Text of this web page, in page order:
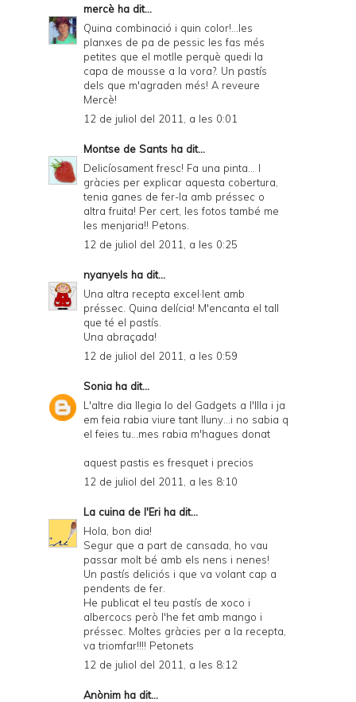
P
F
mercè ha dit...
Quina combinació i quin color!...les
planxes de pa de pessic les fas més
petites que el motlle perquè quedi la
capa de mousse a la vora?. Un pastís
dels que m'agraden més! A reveure
Mercè!
12 de juliol del 2011, a les 0:01
Montse de Sants ha dit...
Delicíosament fresc! Fa una pinta... I
gràcies per explicar aquesta cobertura,
tenia ganes de fer-la amb préssec o
altra fruita! Per cert, les fotos també me
les menjaria!! Petons.
12 de juliol del 2011, a les 0:25
nyanyels ha dit...
Una altra recepta excel·lent amb
préssec. Quina delícia! M'encanta el tall
que té el pastís.
Una abraçada!
12 de juliol del 2011, a les 0:59
Sonia ha dit...
L'altre dia llegia lo del Gadgets a l'Illa i ja
em feia rabia viure tant lluny...i no sabia q
el feies tu...mes rabia m'hagues donat
aquest pastis es fresquet i precios
12 de juliol del 2011, a les 8:10
La cuina de l'Eri ha dit...
Hola, bon dia!
Segur que a part de cansada, ho vau
passar molt bé amb els nens i nenes!
Un pastís deliciós i que va volant cap a
pendents de fer.
He publicat el teu pastís de xoco i
albercocs però l'he fet amb mango i
préssec. Moltes gràcies per a la recepta,
va triomfar!!!! Petonets
12 de juliol del 2011, a les 8:12
Anònim ha dit...